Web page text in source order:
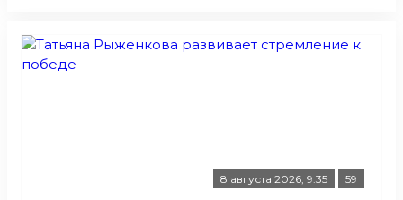
8 августа 2026, 9:35 59